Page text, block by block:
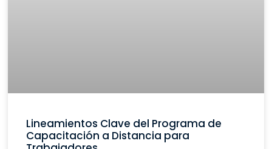
Lineamientos Clave del Programa de
Capacitación a Distancia para